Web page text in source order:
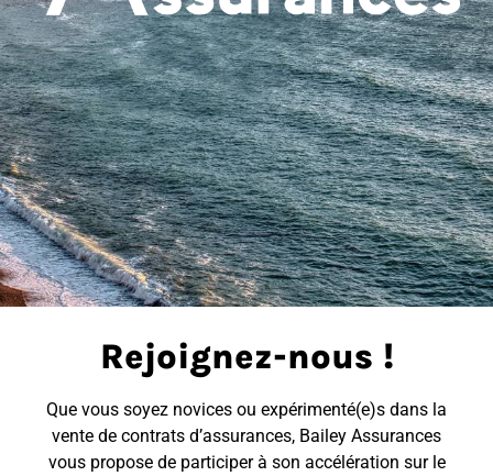
Rejoignez-nous !
Que vous soyez novices ou expérimenté(e)s dans la
vente de contrats d’assurances, Bailey Assurances
vous propose de participer à son accélération sur le